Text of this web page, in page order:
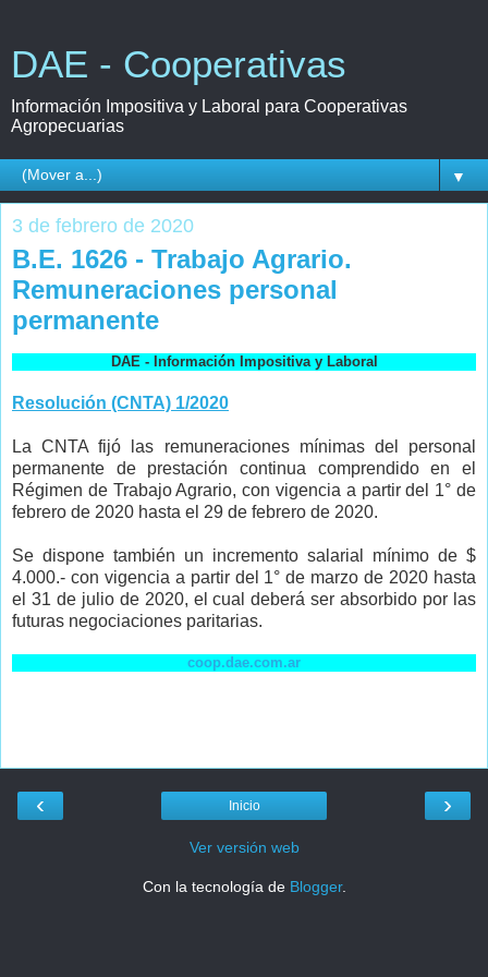
DAE - Cooperativas
Información Impositiva y Laboral para Cooperativas
Agropecuarias
▼
3 de febrero de 2020
B.E. 1626 - Trabajo Agrario.
Remuneraciones personal
permanente
DAE - Información Impositiva y Laboral
Resolución (CNTA) 1/2020
La CNTA fijó las remuneraciones mínimas del personal
permanente de prestación continua comprendido en el
Régimen de Trabajo Agrario, con vigencia a partir del 1° de
febrero de 2020 hasta el 29 de febrero de 2020.
Se dispone también un incremento salarial mínimo de $
4.000.- con vigencia a partir del 1° de marzo de 2020 hasta
el 31 de julio de 2020, el cual deberá ser absorbido por las
futuras negociaciones paritarias.
coop.dae.com.ar
‹ ›
Inicio
Ver versión web
Con la tecnología de Blogger.